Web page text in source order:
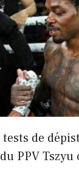
de
PPV Tszyu